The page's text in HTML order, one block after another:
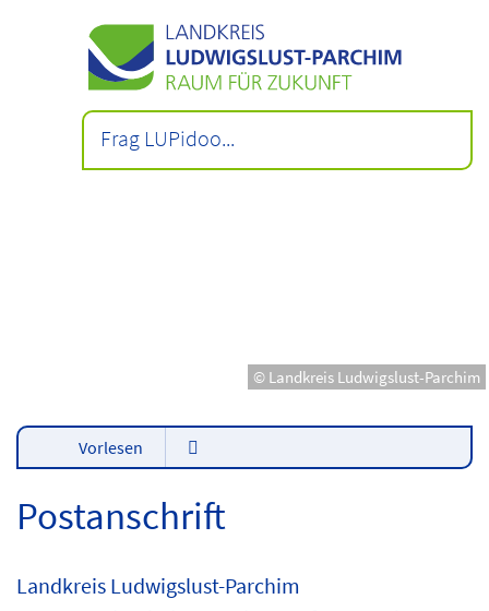
© Landkreis Ludwigslust-Parchim
Vorlesen
Postanschrift
Landkreis Ludwigslust-Parchim